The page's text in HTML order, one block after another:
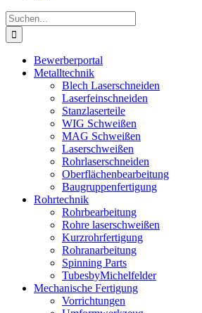
Suche
nach:
Bewerberportal
Metalltechnik
Blech Laserschneiden
Laserfeinschneiden
Stanzlaserteile
WIG Schweißen
MAG Schweißen
Laserschweißen
Rohrlaserschneiden
Oberflächenbearbeitung
Baugruppenfertigung
Rohrtechnik
Rohrbearbeitung
Rohre laserschweißen
Kurzrohrfertigung
Rohranarbeitung
Spinning Parts
TubesbyMichelfelder
Mechanische Fertigung
Vorrichtungen